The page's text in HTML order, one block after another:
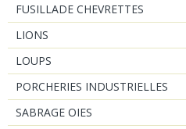
FUSILLADE CHEVRETTES
LIONS
LOUPS
PORCHERIES INDUSTRIELLES
SABRAGE OIES